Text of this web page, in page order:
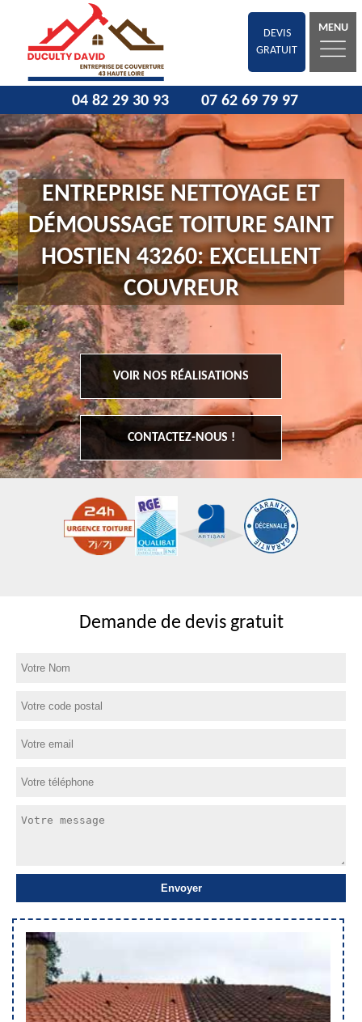
DEVIS
GRATUIT
MENU
04 82 29 30 93 07 62 69 79 97
ENTREPRISE NETTOYAGE ET
DÉMOUSSAGE TOITURE SAINT
HOSTIEN 43260: EXCELLENT
COUVREUR
VOIR NOS RÉALISATIONS
CONTACTEZ-NOUS !
Demande de devis gratuit